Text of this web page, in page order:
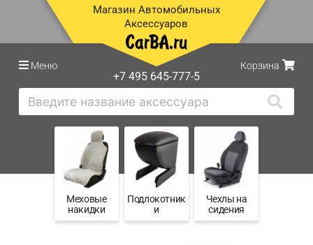
Магазин Автомобильных
Аксессуаров
Меню
+7 495 645-777-5
Корзина
Меховые
накидки
Подлокотник
и
Чехлы на
сидения